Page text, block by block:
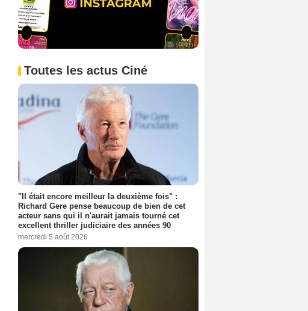
Toutes les actus Ciné
"Il était encore meilleur la deuxième fois" :
Richard Gere pense beaucoup de bien de cet
acteur sans qui il n'aurait jamais tourné cet
excellent thriller judiciaire des années 90
mercredi 5 août 2026